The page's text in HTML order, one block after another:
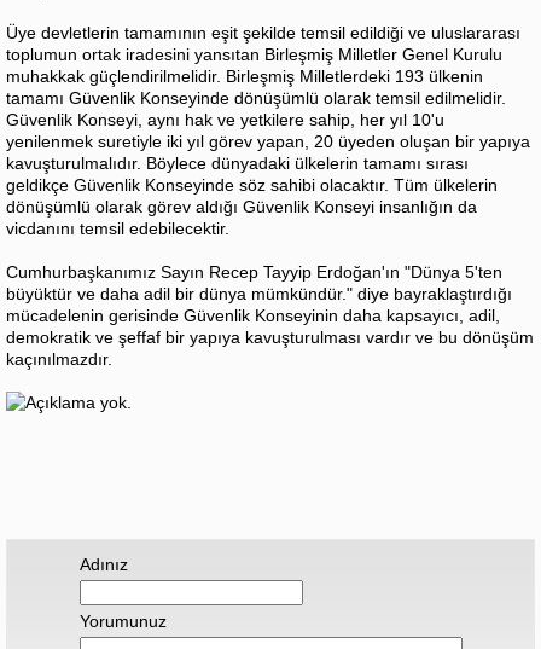
Üye devletlerin tamamının eşit şekilde temsil edildiği ve uluslararası
toplumun ortak iradesini yansıtan Birleşmiş Milletler Genel Kurulu
muhakkak güçlendirilmelidir. Birleşmiş Milletlerdeki 193 ülkenin
tamamı Güvenlik Konseyinde dönüşümlü olarak temsil edilmelidir.
Güvenlik Konseyi, aynı hak ve yetkilere sahip, her yıl 10'u
yenilenmek suretiyle iki yıl görev yapan, 20 üyeden oluşan bir yapıya
kavuşturulmalıdır. Böylece dünyadaki ülkelerin tamamı sırası
geldikçe Güvenlik Konseyinde söz sahibi olacaktır. Tüm ülkelerin
dönüşümlü olarak görev aldığı Güvenlik Konseyi insanlığın da
vicdanını temsil edebilecektir.
Cumhurbaşkanımız Sayın Recep Tayyip Erdoğan'ın "Dünya 5'ten
büyüktür ve daha adil bir dünya mümkündür." diye bayraklaştırdığı
mücadelenin gerisinde Güvenlik Konseyinin daha kapsayıcı, adil,
demokratik ve şeffaf bir yapıya kavuşturulması vardır ve bu dönüşüm
kaçınılmazdır.
Adınız
Yorumunuz